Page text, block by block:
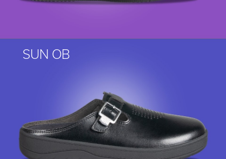
SUN OB